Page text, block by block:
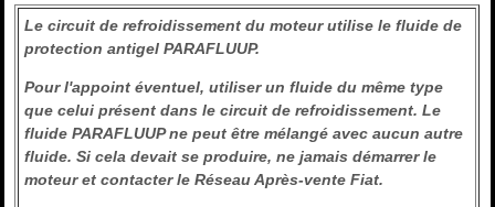
Le circuit de refroidissement du moteur utilise le fluide de
protection antigel PARAFLUUP.
Pour l'appoint éventuel, utiliser un fluide du même type
que celui présent dans le circuit de refroidissement. Le
fluide PARAFLUUP ne peut être mélangé avec aucun autre
fluide. Si cela devait se produire, ne jamais démarrer le
moteur et contacter le Réseau Après-vente Fiat.